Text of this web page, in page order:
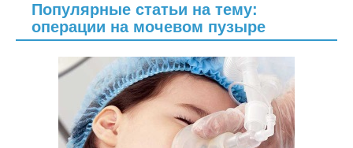
Популярные статьи на тему:
операции на мочевом пузыре